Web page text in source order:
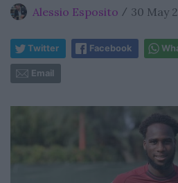
Alessio Esposito / 30 May
Twitter Facebook
Email